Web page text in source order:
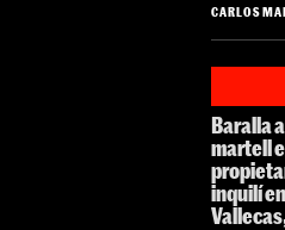
CARLOS
Baralla
martell
inquilí